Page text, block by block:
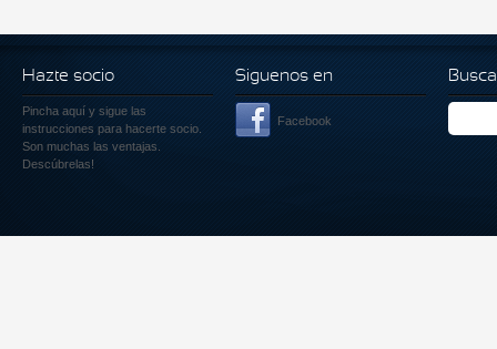
Hazte socio
Pincha aquí y sigue las
instrucciones para hacerte socio.
Son muchas las ventajas.
Descúbrelas!
Siguenos en
Facebook